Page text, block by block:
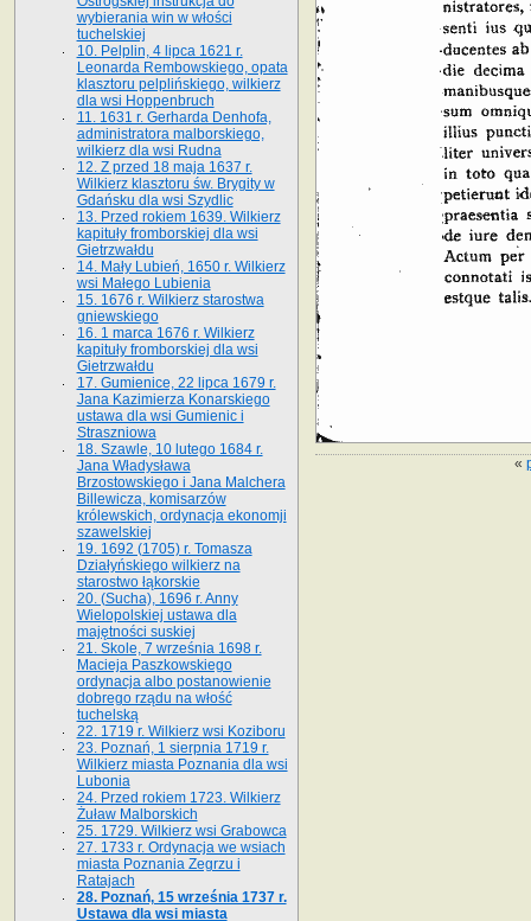
«
wybierania win w włości
tuchelskiej
10. Pelplin, 4 lipca 1621 r.
Leonarda Rembowskiego, opata
klasztoru pelplińskiego, wilkierz
dla wsi Hoppenbruch
11. 1631 r. Gerharda Denhofa,
administratora malborskiego,
wilkierz dla wsi Rudna
12. Z przed 18 maja 1637 r.
Wilkierz klasztoru św. Brygity w
Gdańsku dla wsi Szydlic
13. Przed rokiem 1639. Wilkierz
kapituły fromborskiej dla wsi
Gietrzwałdu
14. Mały Lubień, 1650 r. Wilkierz
wsi Małego Lubienia
15. 1676 r. Wilkierz starostwa
gniewskiego
16. 1 marca 1676 r. Wilkierz
kapituły fromborskiej dla wsi
Gietrzwałdu
17. Gumienice, 22 lipca 1679 r.
Jana Kazimierza Konarskiego
ustawa dla wsi Gumienic i
Straszniowa
18. Szawle, 10 lutego 1684 r.
Jana Władysława
Brzostowskiego i Jana Malchera
Billewicza, komisarzów
królewskich, ordynacja ekonomji
szawelskiej
19. 1692 (1705) r. Tomasza
Działyńskiego wilkierz na
starostwo łąkorskie
20. (Sucha), 1696 r. Anny
Wielopolskiej ustawa dla
majętności suskiej
21. Skole, 7 września 1698 r.
Macieja Paszkowskiego
ordynacja albo postanowienie
dobrego rządu na włość
tuchelską
22. 1719 r. Wilkierz wsi Koziboru
23. Poznań, 1 sierpnia 1719 r.
Wilkierz miasta Poznania dla wsi
Lubonia
24. Przed rokiem 1723. Wilkierz
Żuław Malborskich
25. 1729. Wilkierz wsi Grabowca
27. 1733 r. Ordynacja we wsiach
miasta Poznania Zegrzu i
Ratajach
28. Poznań, 15 września 1737 r.
Ustawa dla wsi miasta